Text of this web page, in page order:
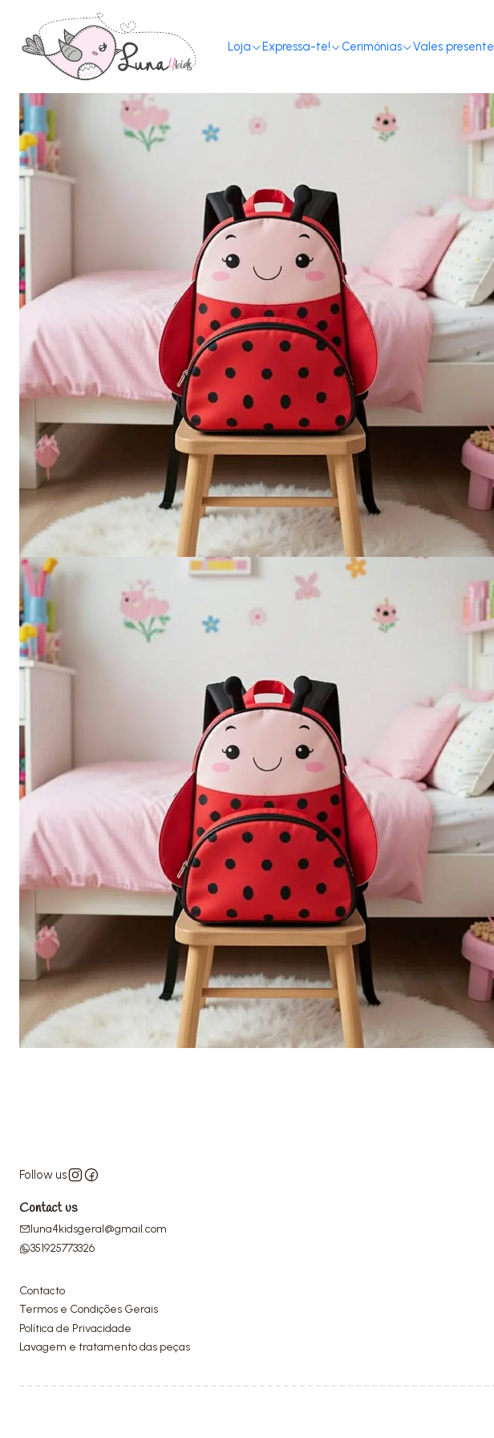
Loja Expressa-te! Cerimónias Vales presente
Follow us
Contact us
luna4kidsgeral@gmail.com
351925773326
Contacto
Termos e Condições Gerais
Política de Privacidade
Lavagem e tratamento das peças